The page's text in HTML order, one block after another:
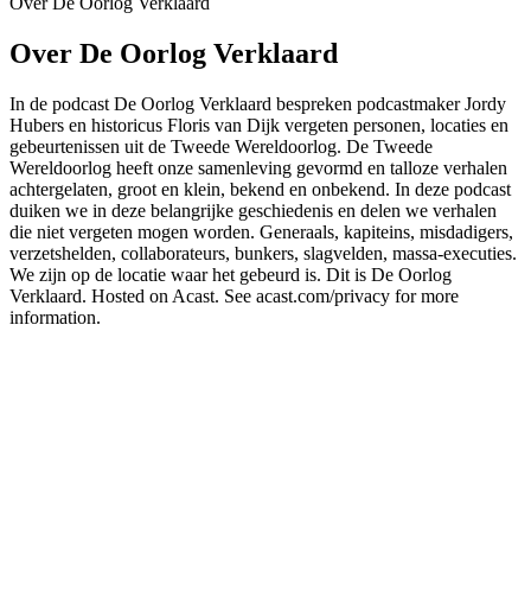
Over De Oorlog Verklaard
In de podcast De Oorlog Verklaard bespreken podcastmaker Jordy
Hubers en historicus Floris van Dijk vergeten personen, locaties en
gebeurtenissen uit de Tweede Wereldoorlog. De Tweede
Wereldoorlog heeft onze samenleving gevormd en talloze verhalen
achtergelaten, groot en klein, bekend en onbekend. In deze podcast
duiken we in deze belangrijke geschiedenis en delen we verhalen
die niet vergeten mogen worden. Generaals, kapiteins, misdadigers,
verzetshelden, collaborateurs, bunkers, slagvelden, massa-executies.
We zijn op de locatie waar het gebeurd is. Dit is De Oorlog
Verklaard. Hosted on Acast. See acast.com/privacy for more
information.